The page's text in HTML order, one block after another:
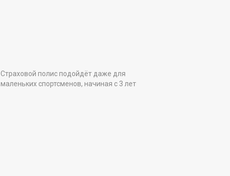
Страховой полис подойдёт даже для
маленьких спортсменов, начиная с 3 лет